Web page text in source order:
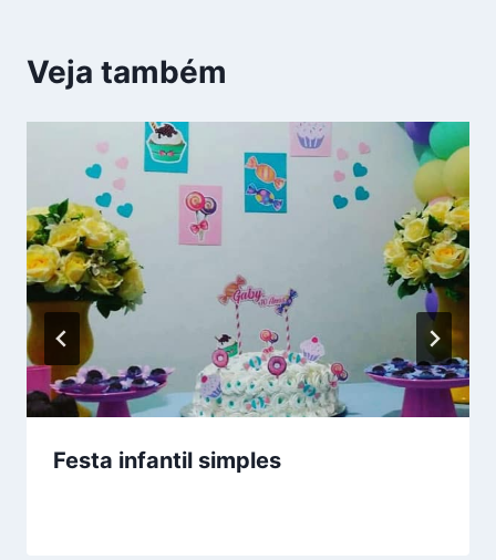
Veja também
Festa infantil simples